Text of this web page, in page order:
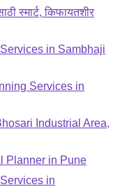
स्मार्ट, किफायतशीर
in Sambhaji
Services in
Industrial Area,
Planner in Pune
in